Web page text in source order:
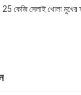
25 কেজি সেলাই খোলা মুখের